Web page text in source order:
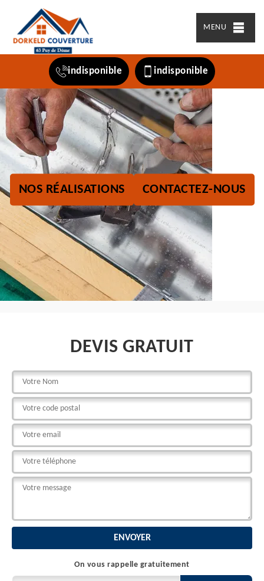
MENU
indisponible indisponible
NOS RÉALISATIONS CONTACTEZ-NOUS
DEVIS GRATUIT
On vous rappelle gratuitement